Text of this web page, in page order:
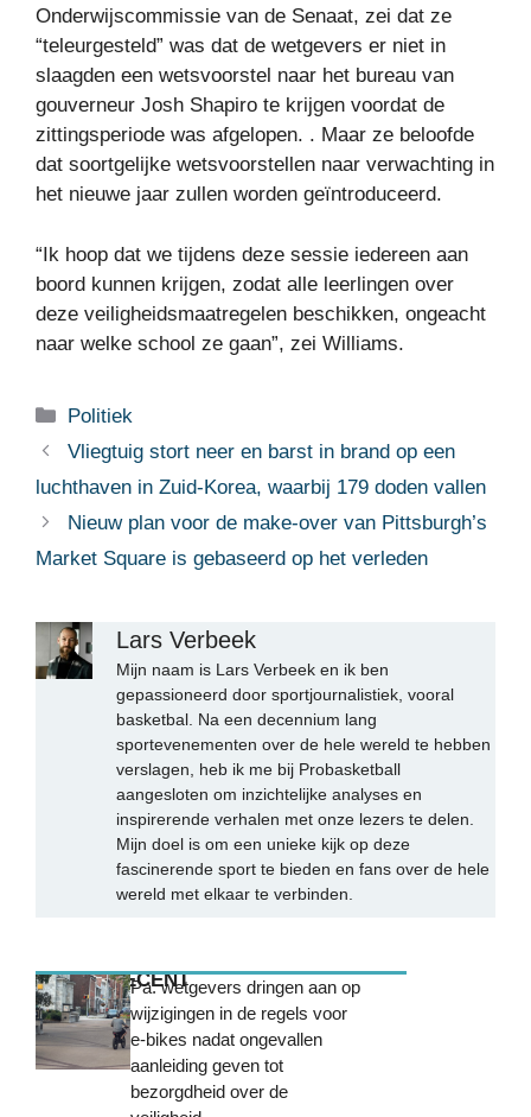
Onderwijscommissie van de Senaat, zei dat ze
“teleurgesteld” was dat de wetgevers er niet in
slaagden een wetsvoorstel naar het bureau van
gouverneur Josh Shapiro te krijgen voordat de
zittingsperiode was afgelopen. . Maar ze beloofde
dat soortgelijke wetsvoorstellen naar verwachting in
het nieuwe jaar zullen worden geïntroduceerd.
“Ik hoop dat we tijdens deze sessie iedereen aan
boord kunnen krijgen, zodat alle leerlingen over
deze veiligheidsmaatregelen beschikken, ongeacht
naar welke school ze gaan”, zei Williams.
Categorieën
Politiek
Vliegtuig stort neer en barst in brand op een
luchthaven in Zuid-Korea, waarbij 179 doden vallen
Nieuw plan voor de make-over van Pittsburgh’s
Market Square is gebaseerd op het verleden
Lars Verbeek
Mijn naam is Lars Verbeek en ik ben
gepassioneerd door sportjournalistiek, vooral
basketbal. Na een decennium lang
sportevenementen over de hele wereld te hebben
verslagen, heb ik me bij Probasketball
aangesloten om inzichtelijke analyses en
inspirerende verhalen met onze lezers te delen.
Mijn doel is om een unieke kijk op deze
fascinerende sport te bieden en fans over de hele
wereld met elkaar te verbinden.
MEEST RECENTPa. wetgevers dringen aan op
wijzigingen in de regels voor
e-bikes nadat ongevallen
aanleiding geven tot
bezorgdheid over de